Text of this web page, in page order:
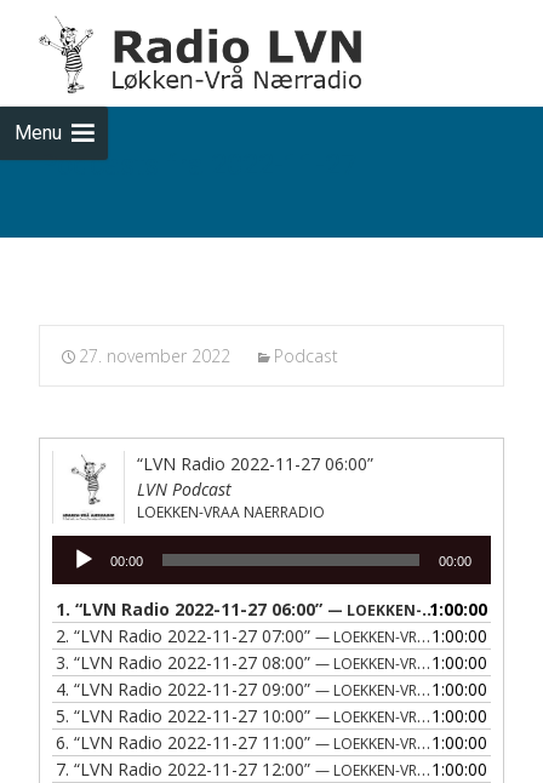
Menu
Podcasts fra 2022-11-27
27. november 2022 Podcast
“LVN Radio 2022-11-27 06:00”
LVN Podcast
LOEKKEN-VRAA NAERRADIO
Lydafspiller
00:00 00:00
1. “LVN Radio 2022-11-27 06:00” — LOEKKEN-VRAA NAERRADIO 1:00:00
2. “LVN Radio 2022-11-27 07:00” — LOEKKEN-VRAA NAERRADIO
1:00:00
3. “LVN Radio 2022-11-27 08:00” — LOEKKEN-VRAA NAERRADIO
1:00:00
4. “LVN Radio 2022-11-27 09:00” — LOEKKEN-VRAA NAERRADIO
1:00:00
5. “LVN Radio 2022-11-27 10:00” — LOEKKEN-VRAA NAERRADIO
1:00:00
6. “LVN Radio 2022-11-27 11:00” — LOEKKEN-VRAA NAERRADIO
1:00:00
7. “LVN Radio 2022-11-27 12:00” — LOEKKEN-VRAA NAERRADIO
1:00:00